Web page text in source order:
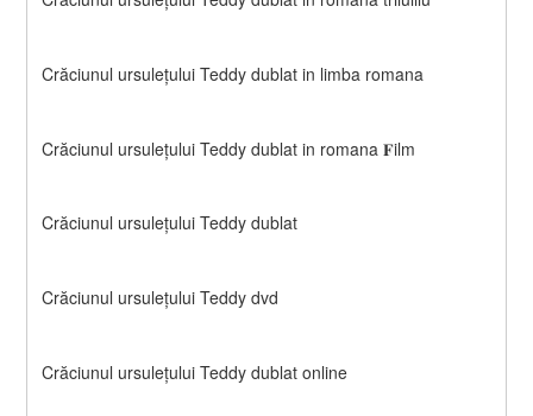
Crăciunul ursulețului Teddy dublat in limba romana
Crăciunul ursulețului Teddy dublat in romana 𝐅ilm
Crăciunul ursulețului Teddy dublat
Crăciunul ursulețului Teddy dvd
Crăciunul ursulețului Teddy dublat online